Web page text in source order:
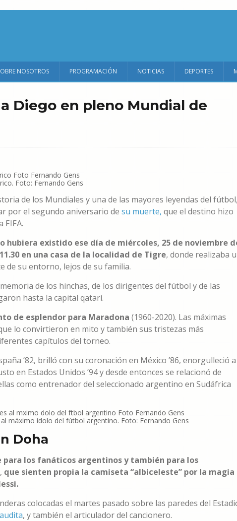
NOSOTROS PROGRAMACIÓN NOTICIAS DEPORTES
Diego en pleno Mundial de
Foto: Fernando Gens
de los Mundiales y una de las mayores leyendas del
por el segundo aniversario de su muerte, que el destino hizo
FIFA.
hubiera existido ese día de miércoles, 25 de noviembre
en una casa de la localidad de Tigre, donde realizaba
de su entorno, lejos de su familia.
de los hinchas, de los dirigentes del fútbol y de las
hasta la capital qatarí.
de esplendor para Maradona (1960-2020). Las máximas
lo convirtieron en mito y también sus tristezas más
capítulos del torneo.
’82, brilló con su coronación en México ’86, enorgulleció a
en Estados Unidos ’94 y desde entonces se relacionó de
como entrenador del seleccionado argentino en Sudáfrica
máximo ídolo del fútbol argentino. Foto: Fernando Gens
Doha
los fanáticos argentinos y también para los
que sienten propia la camiseta “albiceleste” por la magia
colocadas el martes pasado sobre las paredes del
, y también el articulador del cancionero.